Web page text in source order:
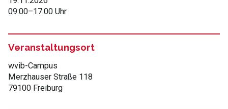
09:00–17:00 Uhr
Veranstaltungsort
wvib-Campus
Merzhauser Straße 118
79100 Freiburg